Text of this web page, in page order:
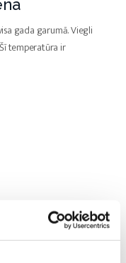
gada garumā. Viegli
temperatūra ir